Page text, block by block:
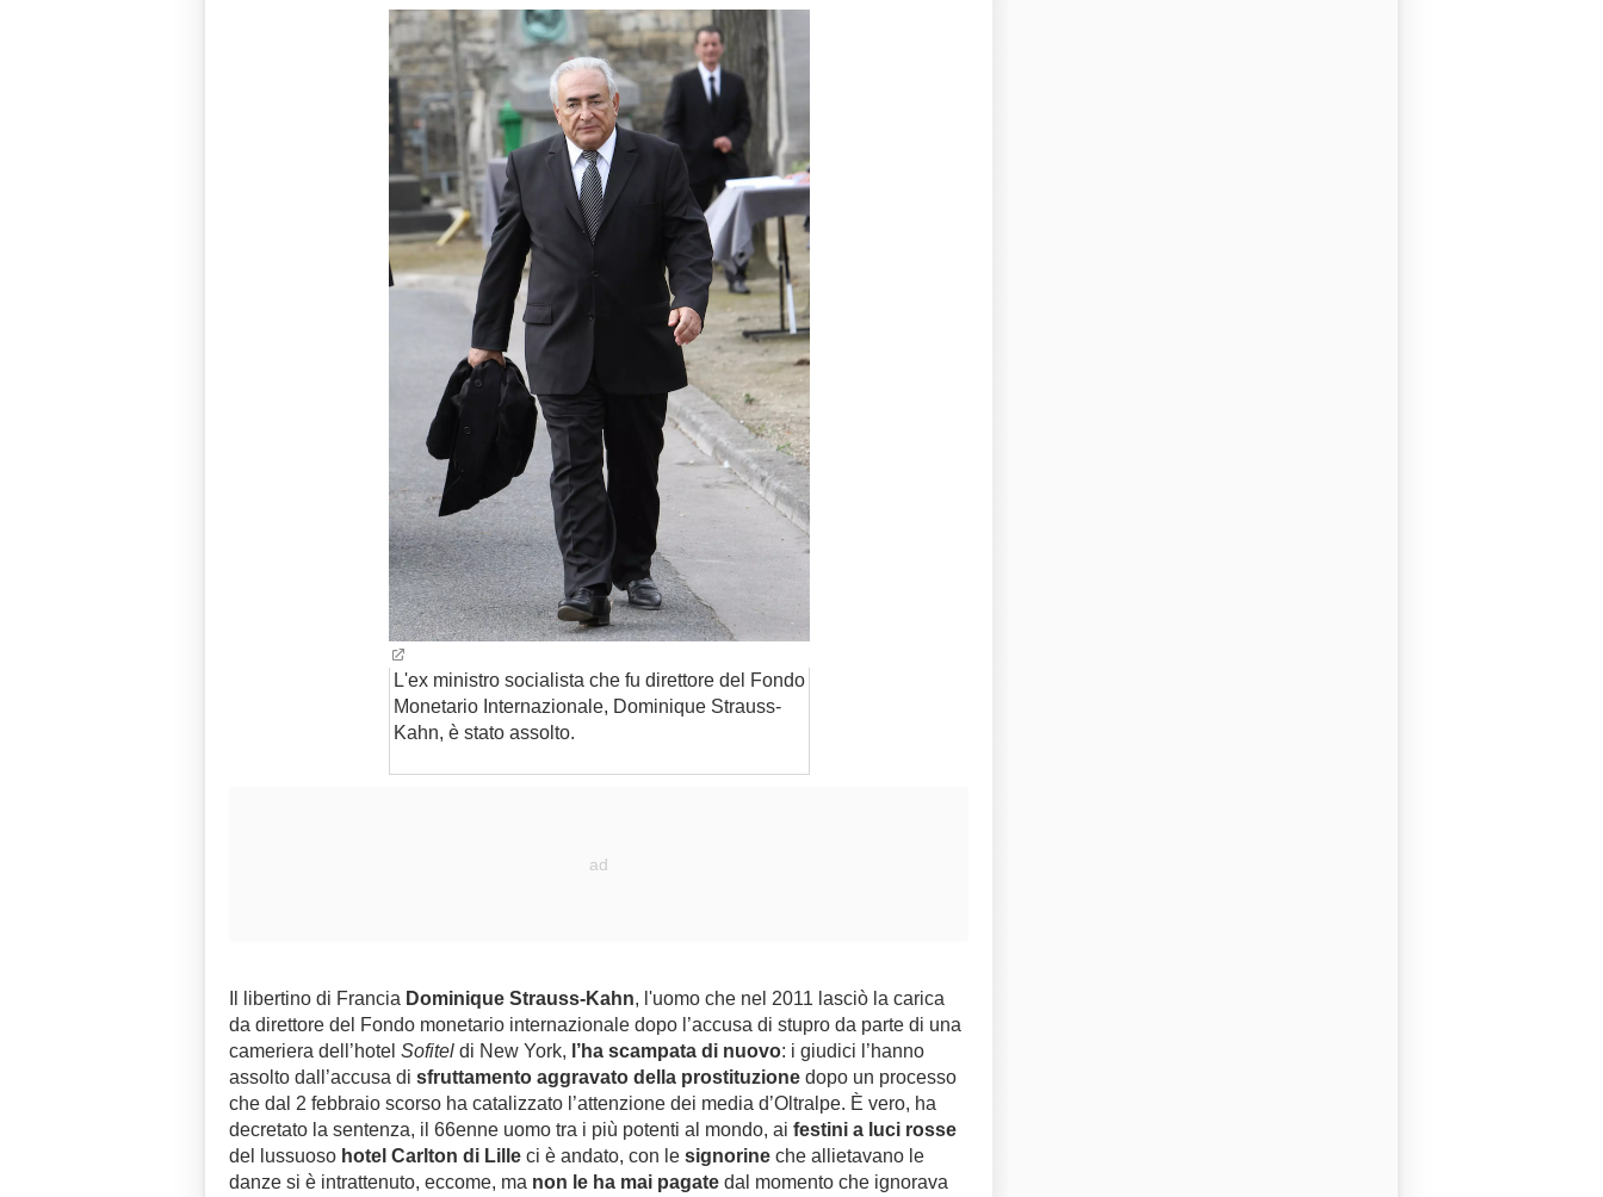
L'ex ministro socialista che fu direttore del Fondo
Monetario Internazionale, Dominique Strauss-
Kahn, è stato assolto.
Il libertino di Francia Dominique Strauss-Kahn, l'uomo che nel 2011 lasciò la carica
da direttore del Fondo monetario internazionale dopo l’accusa di stupro da parte di una
cameriera dell’hotel Sofitel di New York, l’ha scampata di nuovo: i giudici l’hanno
assolto dall’accusa di sfruttamento aggravato della prostituzione dopo un processo
che dal 2 febbraio scorso ha catalizzato l’attenzione dei media d’Oltralpe. È vero, ha
decretato la sentenza, il 66enne uomo tra i più potenti al mondo, ai festini a luci rosse
del lussuoso hotel Carlton di Lille ci è andato, con le signorine che allietavano le
danze si è intrattenuto, eccome, ma non le ha mai pagate dal momento che ignorava